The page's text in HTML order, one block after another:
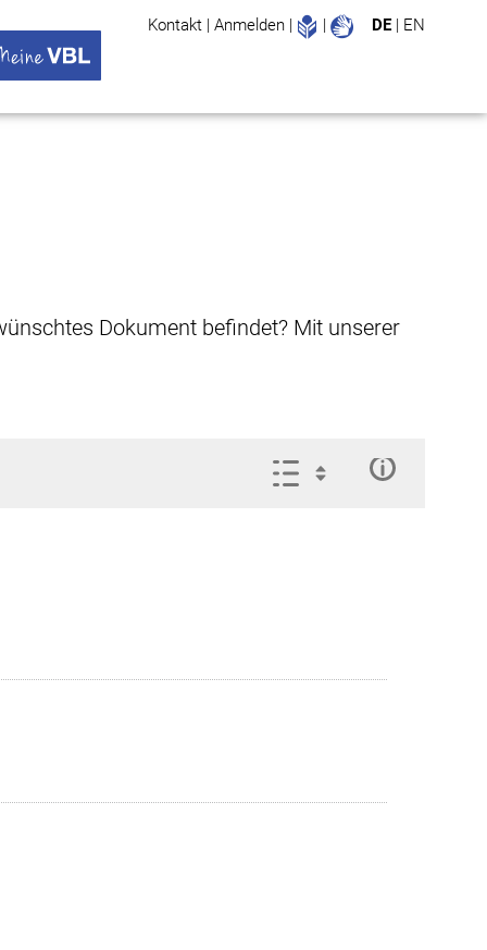
Kontakt | Anmelden | Leichte Sprache
| DE | EN
Dokument befindet? Mit unserer